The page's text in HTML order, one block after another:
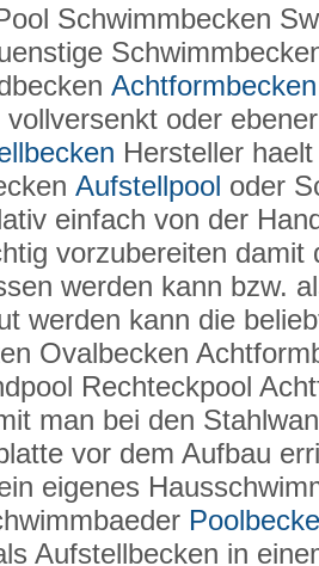
Schwimmbecken
Achtformbecken
vollversenkt oder
Hersteller
Aufstellpool oder
einfach von der
vorzubereiten damit
werden kann bzw.
werden kann die
Ovalbecken
Rechteckpool
man bei den
vor dem Aufbau
eigenes
Aufstellbecken in